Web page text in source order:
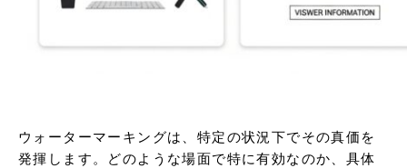
ウォーターマーキングは、特定の状況下でその真価を
発揮します。どのような場面で特に有効なのか、具体